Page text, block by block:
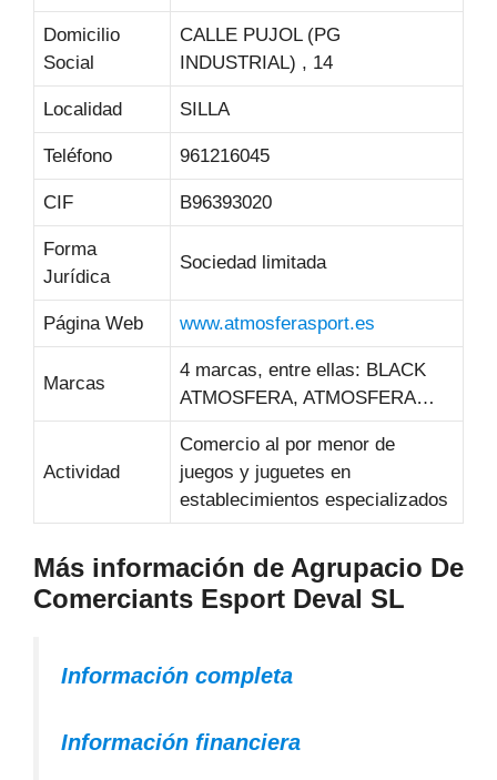
Domicilio
Social
CALLE PUJOL (PG
INDUSTRIAL) , 14
Localidad SILLA
Teléfono 961216045
CIF B96393020
Forma
Jurídica
Sociedad limitada
Página Web www.atmosferasport.es
Marcas
4 marcas, entre ellas: BLACK
ATMOSFERA, ATMOSFERA…
Actividad
Comercio al por menor de
juegos y juguetes en
establecimientos especializados
Más información de Agrupacio De
Comerciants Esport Deval SL
Información completa
Información financiera